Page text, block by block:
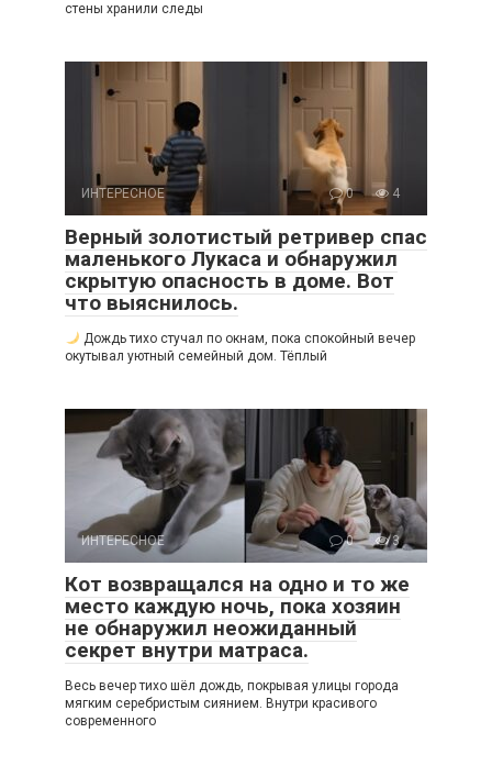
стены хранили следы
ИНТЕРЕСНОЕ 0 4
Верный золотистый ретривер спас
маленького Лукаса и обнаружил
скрытую опасность в доме. Вот
что выяснилось.
Дождь тихо стучал по окнам, пока спокойный вечер
окутывал уютный семейный дом. Тёплый
ИНТЕРЕСНОЕ 0 3
Кот возвращался на одно и то же
место каждую ночь, пока хозяин
не обнаружил неожиданный
секрет внутри матраса.
Весь вечер тихо шёл дождь, покрывая улицы города
мягким серебристым сиянием. Внутри красивого
современного